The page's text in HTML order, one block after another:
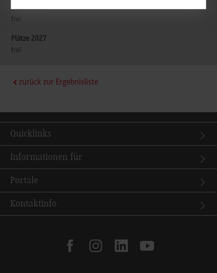
frei
frei
zurück zur Ergebnisliste
Quicklinks
Informationen für
Portale
Kontaktinfo
facebookinstagramlinkedinyoutube